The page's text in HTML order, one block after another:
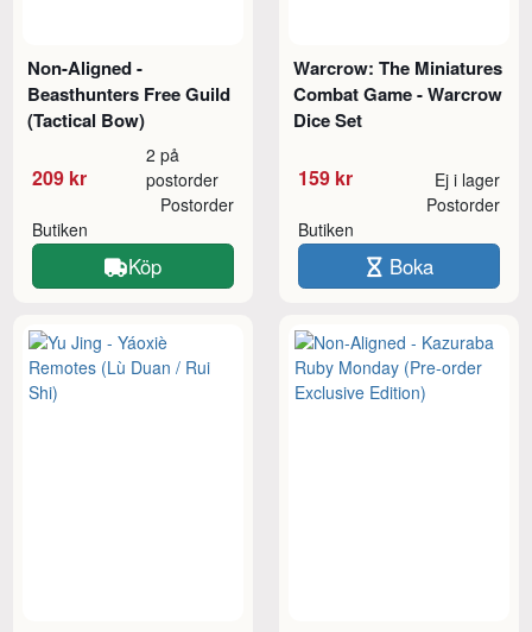
Non-Aligned -
Beasthunters Free Guild
(Tactical Bow)
209 kr
2 på
postorder
Butiken
Postorder
Köp
Warcrow: The Miniatures
Combat Game - Warcrow
Dice Set
159 kr Ej i lager
Butiken
Postorder
Boka